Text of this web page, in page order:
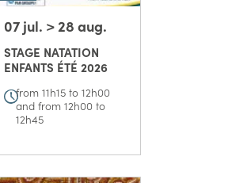
07 jul. > 28 aug.
STAGE NATATION
ENFANTS ÉTÉ 2026
from 11h15 to 12h00
and from 12h00 to
12h45